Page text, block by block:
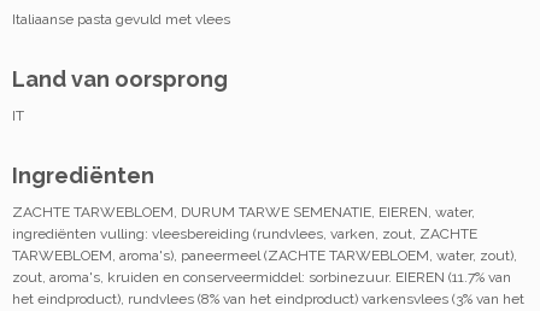
Italiaanse pasta gevuld met vlees
Land van oorsprong
IT
Ingrediënten
ZACHTE TARWEBLOEM, DURUM TARWE SEMENATIE, EIEREN, water,
ingrediënten vulling: vleesbereiding (rundvlees, varken, zout, ZACHTE
TARWEBLOEM, aroma's), paneermeel (ZACHTE TARWEBLOEM, water, zout),
zout, aroma's, kruiden en conserveermiddel: sorbinezuur. EIEREN (11.7% van
het eindproduct), rundvlees (8% van het eindproduct) varkensvlees (3% van het